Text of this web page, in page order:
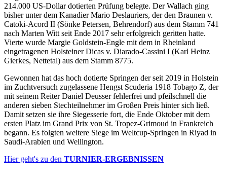
214.000 US-Dollar dotierten Prüfung belegte. Der Wallach ging
bisher unter dem Kanadier Mario Deslauriers, der den Braunen v.
Catoki-Acord II (Sönke Petersen, Behrendorf) aus dem Stamm 741
nach Marten Witt seit Ende 2017 sehr erfolgreich geritten hatte.
Vierte wurde Margie Goldstein-Engle mit dem in Rheinland
eingetragenen Holsteiner Dicas v. Diarado-Cassini I (Karl Heinz
Gierkes, Nettetal) aus dem Stamm 8775.
Gewonnen hat das hoch dotierte Springen der seit 2019 in Holstein
im Zuchtversuch zugelassene Hengst Scuderia 1918 Tobago Z, der
mit seinem Reiter Daniel Deusser fehlerfrei und pfeilschnell die
anderen sieben Stechteilnehmer im Großen Preis hinter sich ließ.
Damit setzen sie ihre Siegesserie fort, die Ende Oktober mit dem
ersten Platz im Grand Prix von St. Tropez-Grimoud in Frankreich
begann. Es folgten weitere Siege im Weltcup-Springen in Riyad in
Saudi-Arabien und Wellington.
Hier geht's zu den TURNIER-ERGEBNISSEN